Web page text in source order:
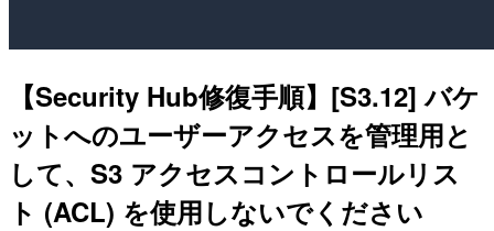
【Security Hub修復手順】[S3.12] バケ
ットへのユーザーアクセスを管理用と
して、S3 アクセスコントロールリス
ト (ACL) を使用しないでください